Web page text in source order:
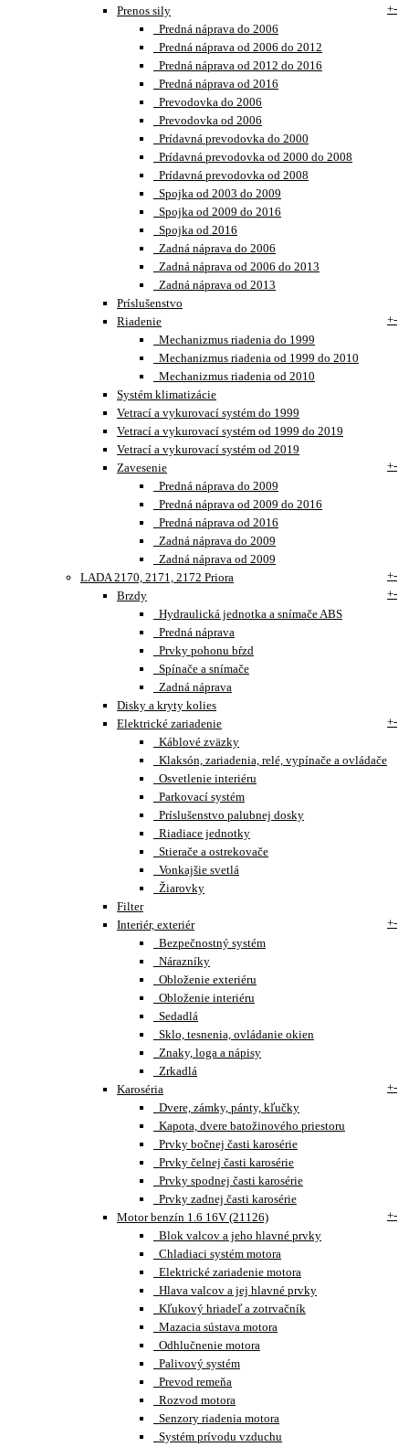
Prenos sily
+-
Predná náprava do 2006
Predná náprava od 2006 do 2012
Predná náprava od 2012 do 2016
Predná náprava od 2016
Prevodovka do 2006
Prevodovka od 2006
Prídavná prevodovka do 2000
Prídavná prevodovka od 2000 do 2008
Prídavná prevodovka od 2008
Spojka od 2003 do 2009
Spojka od 2009 do 2016
Spojka od 2016
Zadná náprava do 2006
Zadná náprava od 2006 do 2013
Zadná náprava od 2013
Príslušenstvo
Riadenie
+-
Mechanizmus riadenia do 1999
Mechanizmus riadenia od 1999 do 2010
Mechanizmus riadenia od 2010
Systém klimatizácie
Vetrací a vykurovací systém do 1999
Vetrací a vykurovací systém od 1999 do 2019
Vetrací a vykurovací systém od 2019
Zavesenie
+-
Predná náprava do 2009
Predná náprava od 2009 do 2016
Predná náprava od 2016
Zadná náprava do 2009
Zadná náprava od 2009
LADA 2170, 2171, 2172 Priora
+-
Brzdy
+-
Hydraulická jednotka a snímače ABS
Predná náprava
Prvky pohonu bŕzd
Spínače a snímače
Zadná náprava
Disky a kryty kolies
Elektrické zariadenie
+-
Káblové zväzky
Klaksón, zariadenia, relé, vypínače a ovládače
Osvetlenie interiéru
Parkovací systém
Príslušenstvo palubnej dosky
Riadiace jednotky
Stierače a ostrekovače
Vonkajšie svetlá
Žiarovky
Filter
Interiér, exteriér
+-
Bezpečnostný systém
Nárazníky
Obloženie exteriéru
Obloženie interiéru
Sedadlá
Sklo, tesnenia, ovládanie okien
Znaky, loga a nápisy
Zrkadlá
Karoséria
+-
Dvere, zámky, pánty, kľučky
Kapota, dvere batožinového priestoru
Prvky bočnej časti karosérie
Prvky čelnej časti karosérie
Prvky spodnej časti karosérie
Prvky zadnej časti karosérie
Motor benzín 1.6 16V (21126)
+-
Blok valcov a jeho hlavné prvky
Chladiaci systém motora
Elektrické zariadenie motora
Hlava valcov a jej hlavné prvky
Kľukový hriadeľ a zotrvačník
Mazacia sústava motora
Odhlučnenie motora
Palivový systém
Prevod remeňa
Rozvod motora
Senzory riadenia motora
Systém prívodu vzduchu